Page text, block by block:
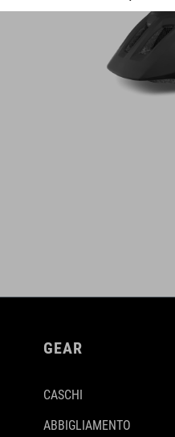
GEAR
CASCHI
ABBIGLIAMENTO